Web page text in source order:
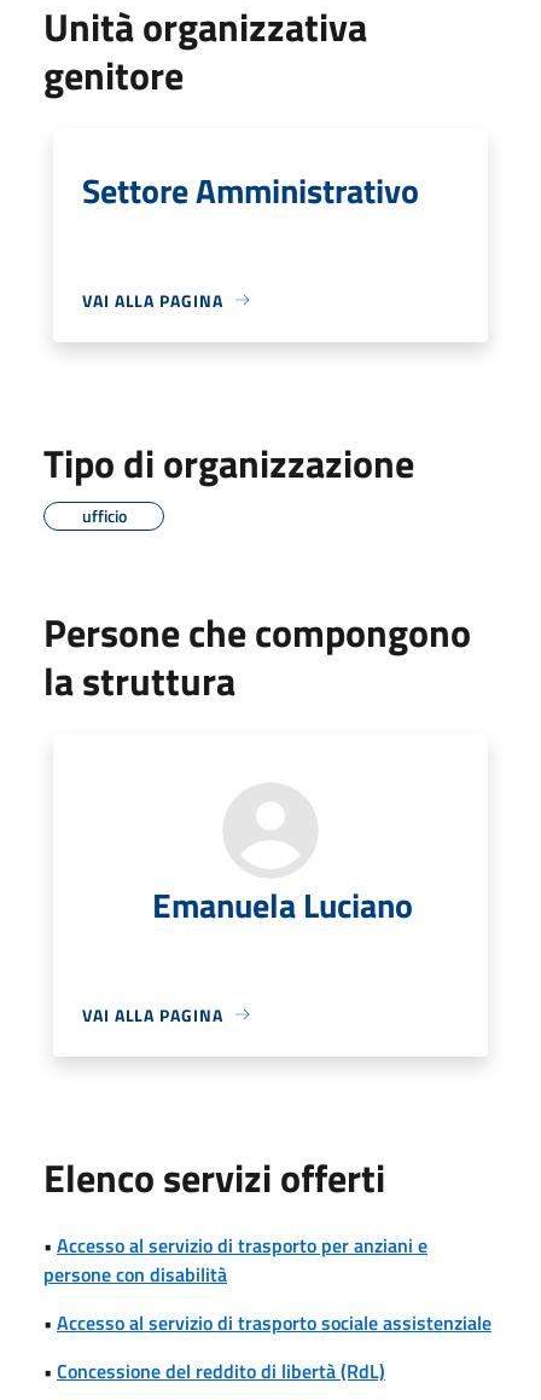
Unità organizzativa
genitore
Settore Amministrativo
VAI ALLA PAGINA
Tipo di organizzazione
ufficio
Persone che compongono
la struttura
Emanuela Luciano
VAI ALLA PAGINA
Elenco servizi offerti
• Accesso al servizio di trasporto per anziani e
persone con disabilità
• Accesso al servizio di trasporto sociale assistenziale
• Concessione del reddito di libertà (RdL)